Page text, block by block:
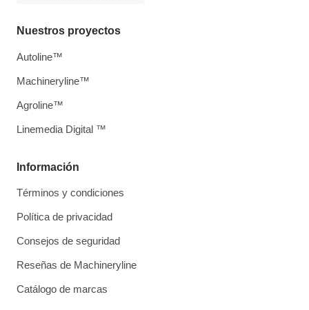
Información
Términos y condiciones
Política de privacidad
Consejos de seguridad
Reseñas de Machineryline
Catálogo de marcas
Nuestros proyectos
Autoline™
Machineryline™
Agroline™
Linemedia Digital ™